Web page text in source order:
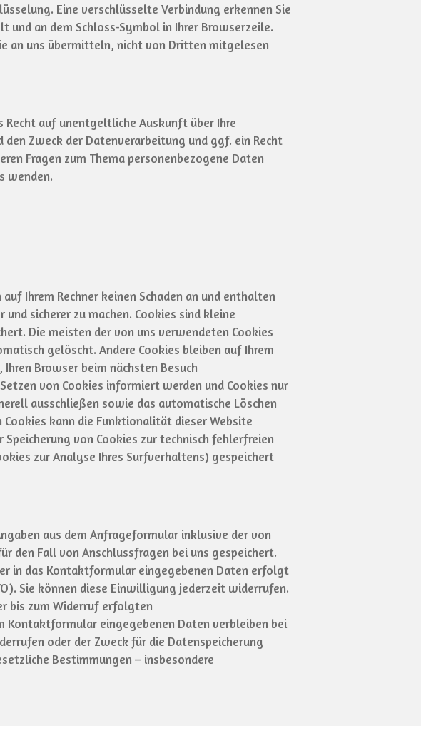
Eine verschlüsselte Verbindung erkennen Sie
an dem Schloss-Symbol in Ihrer Browserzeile.
an uns übermitteln, nicht von Dritten mitgelesen
Recht auf unentgeltliche Auskunft über Ihre
Zweck der Datenverarbeitung und ggf. ein Recht
Fragen zum Thema personenbezogene Daten
wenden.
Ihrem Rechner keinen Schaden an und enthalten
sicherer zu machen. Cookies sind kleine
Die meisten der von uns verwendeten Cookies
gelöscht. Andere Cookies bleiben auf Ihrem
Browser beim nächsten Besuch
von Cookies informiert werden und Cookies nur
ausschließen sowie das automatische Löschen
kann die Funktionalität dieser Website
von Cookies zur technisch fehlerfreien
zur Analyse Ihres Surfverhaltens) gespeichert
aus dem Anfrageformular inklusive der von
den Fall von Anschlussfragen bei uns gespeichert.
in das Kontaktformular eingegebenen Daten erfolgt
Sie können diese Einwilligung jederzeit widerrufen.
bis zum Widerruf erfolgten
eingegebenen Daten verbleiben bei
oder der Zweck für die Datenspeicherung
Bestimmungen – insbesondere